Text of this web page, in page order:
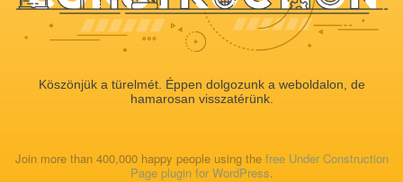
Köszönjük a türelmét. Éppen dolgozunk a weboldalon, de
hamarosan visszatérünk.
Join more than 400,000 happy people using the free Under Construction
Page plugin for WordPress.